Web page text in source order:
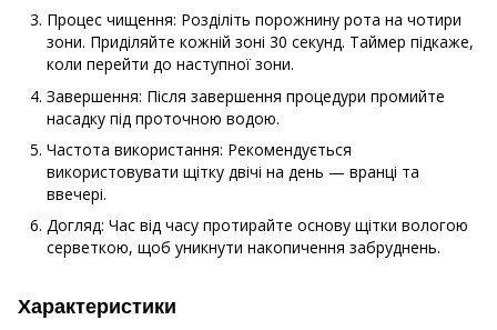
Процес чищення: Розділіть порожнину рота на чотири
зони. Приділяйте кожній зоні 30 секунд. Таймер підкаже,
коли перейти до наступної зони.
Завершення: Після завершення процедури промийте
насадку під проточною водою.
Частота використання: Рекомендується
використовувати щітку двічі на день — вранці та
ввечері.
Догляд: Час від часу протирайте основу щітки вологою
серветкою, щоб уникнути накопичення забруднень.
Характеристики